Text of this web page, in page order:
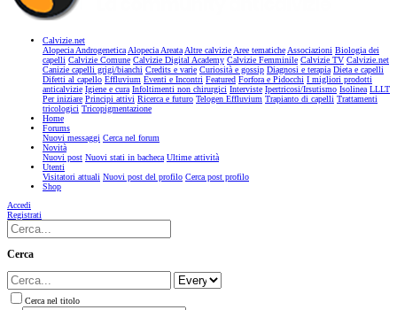
Calvizie.net
Alopecia AndrogeneticaAlopecia AreataAltre calvizieAree tematicheAssociazioni Biologia dei
capelli Calvizie Comune Calvizie Digital Academy Calvizie Femminile Calvizie TV Calvizie.net
Canizie capelli grigi/bianchi Credits e varie Curiosità e gossip Diagnosi e terapia Dieta e capelli
Difetti al capello Effluvium Eventi e Incontri Featured Forfora e Pidocchi I migliori prodotti
anticalvizie Igiene e cura Infoltimenti non chirurgici Interviste Ipertricosi/Irsutismo Isolinea LLLT
Per iniziare Principi attivi Ricerca e futuro Telogen Effluvium Trapianto di capelli Trattamenti
tricologici Tricopigmentazione
Home
Forums
Nuovi messaggi Cerca nel forum
Novità
Nuovi post Nuovi stati in bacheca Ultime attività
Utenti
Visitatori attuali Nuovi post del profilo Cerca post profilo
Shop
Accedi
Registrati
Cerca
Cerca nel titolo